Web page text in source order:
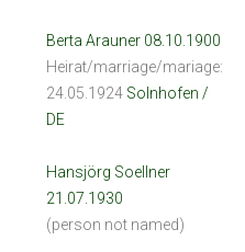
Berta Arauner 08.10.1900
Heirat/marriage/mariage:
24.05.1924 Solnhofen /
DE
Hansjörg Soellner
21.07.1930
(person not named)